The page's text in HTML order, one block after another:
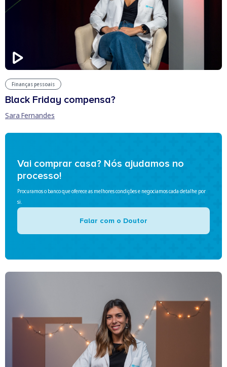
Finanças pessoais
Black Friday compensa?
Sara Fernandes
Vai comprar casa? Nós ajudamos no
processo!
Procuramos o banco que oferece as melhores condições e negociamos cada detalhe por
si.
Falar com o Doutor